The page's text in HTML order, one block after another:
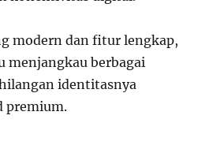
modern dan fitur lengkap,
menjangkau berbagai
identitasnya
premium.